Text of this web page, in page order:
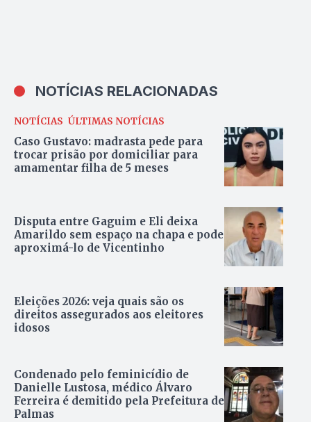
NOTÍCIAS RELACIONADAS
NOTÍCIAS ÚLTIMAS NOTÍCIAS
Caso Gustavo: madrasta pede para
trocar prisão por domiciliar para
amamentar filha de 5 meses
Disputa entre Gaguim e Eli deixa
Amarildo sem espaço na chapa e pode
aproximá-lo de Vicentinho
Eleições 2026: veja quais são os
direitos assegurados aos eleitores
idosos
Condenado pelo feminicídio de
Danielle Lustosa, médico Álvaro
Ferreira é demitido pela Prefeitura de
Palmas